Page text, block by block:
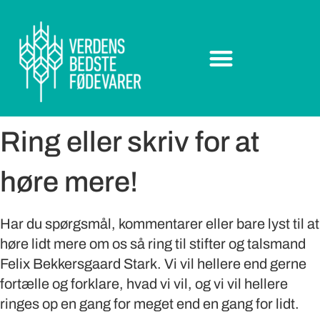
Ring eller skriv for at
høre mere!
Har du spørgsmål, kommentarer eller bare lyst til at
høre lidt mere om os så ring til stifter og talsmand
Felix Bekkersgaard Stark. Vi vil hellere end gerne
fortælle og forklare, hvad vi vil, og vi vil hellere
ringes op en gang for meget end en gang for lidt.